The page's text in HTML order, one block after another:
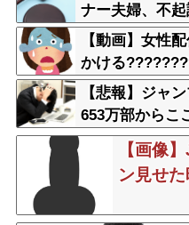
ナー夫婦、不
【動画】女性
かける
【悲報】ジャ
653万部からこ
【画像
ン見せ